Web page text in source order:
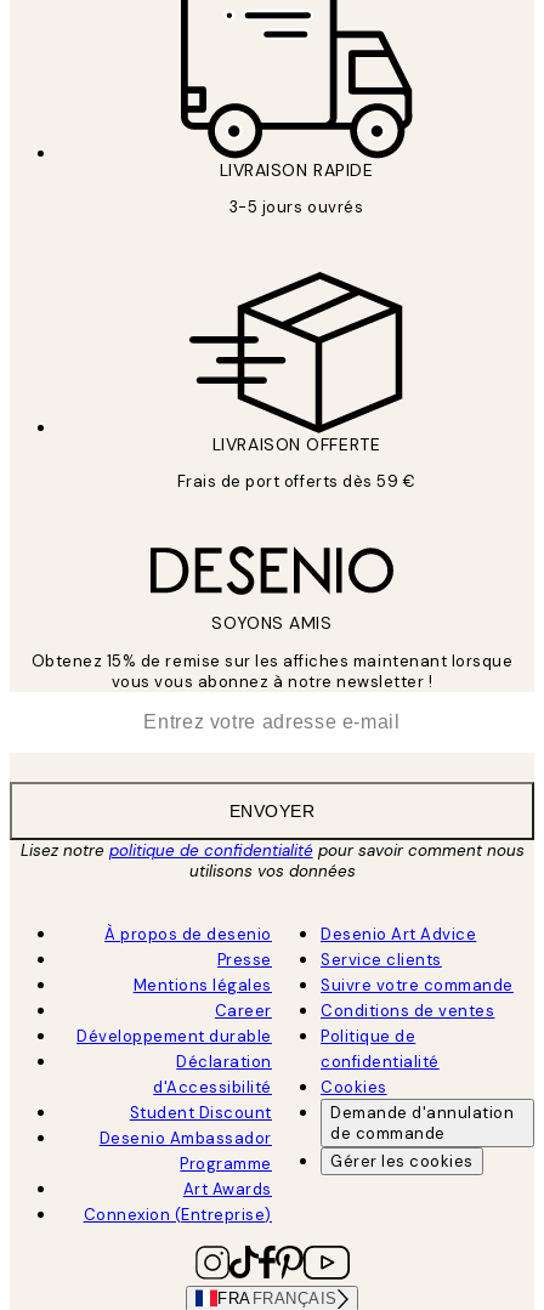
LIVRAISON RAPIDE
3-5 jours ouvrés
LIVRAISON OFFERTE
Frais de port offerts dès 59 €
SOYONS AMIS
Obtenez 15% de remise sur les affiches maintenant lorsque
vous vous abonnez à notre newsletter !
ENVOYER
Lisez notre politique de confidentialitépour savoir comment nous
utilisons vos données
À propos de desenio
Presse
Mentions légales
Career
Développement durable
Déclaration
d'Accessibilité
Student Discount
Desenio Ambassador
Programme
Art Awards
Connexion (Entreprise)
Desenio Art Advice
Service clients
Suivre votre commande
Conditions de ventes
Politique de
confidentialité
Cookies
Demande d'annulation
de commande
Gérer les cookies
FRA FRANÇAIS